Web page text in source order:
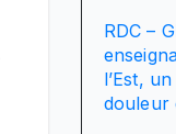
RDC –
l’Est,
douleur